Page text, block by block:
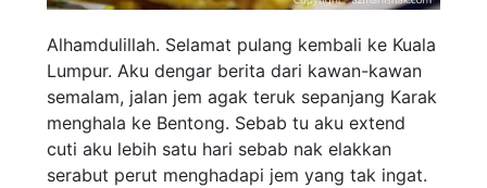
Alhamdulillah. Selamat pulang kembali ke Kuala
Lumpur. Aku dengar berita dari kawan-kawan
semalam, jalan jem agak teruk sepanjang Karak
menghala ke Bentong. Sebab tu aku extend
cuti aku lebih satu hari sebab nak elakkan
serabut perut menghadapi jem yang tak ingat.